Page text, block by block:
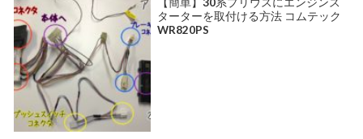
ターターを取付ける方法 コムテック
WR820PS